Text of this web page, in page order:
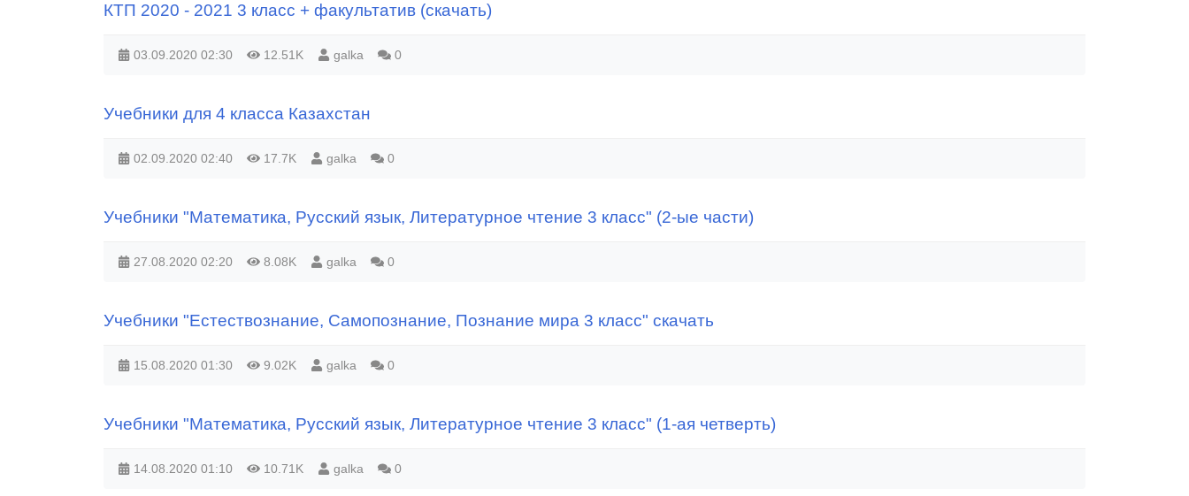
КТП 2020 - 2021 3 класс + факультатив (скачать)
03.09.2020 02:30 12.51K galka 0
Учебники для 4 класса Казахстан
02.09.2020 02:40 17.7K galka 0
Учебники "Математика, Русский язык, Литературное чтение 3 класс" (2-ые части)
27.08.2020 02:20 8.08K galka 0
Учебники "Естествознание, Самопознание, Познание мира 3 класс" скачать
15.08.2020 01:30 9.02K galka 0
Учебники "Математика, Русский язык, Литературное чтение 3 класс" (1-ая четверть)
14.08.2020 01:10 10.71K galka 0